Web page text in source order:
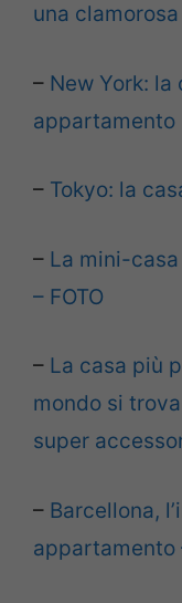
una
– New York: la
appartamento
– Tokyo: la
– La mini-
– FOTO
– La casa più
mondo si
super
– Barcellona,
appartamento